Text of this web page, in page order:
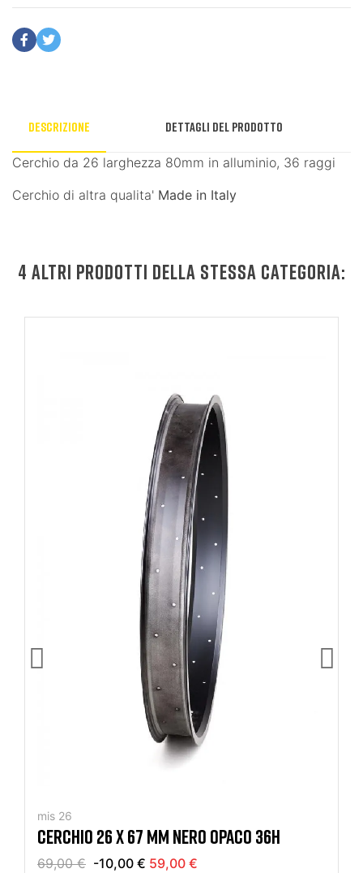
Descrizione Dettagli del prodotto
Cerchio da 26 larghezza 80mm in alluminio, 36 raggi
Cerchio di altra qualita' Made in Italy
4 ALTRI PRODOTTI DELLA STESSA CATEGORIA:
mis 26
CERCHIO 26 X 67 MM NERO OPACO 36H
69,00 € -10,00 € 59,00 €